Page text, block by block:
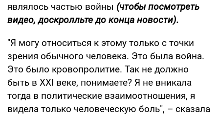
являлось частью войны (чтобы посмотреть
видео, доскролльте до конца новости).
"Я могу относиться к этому только с точки
зрения обычного человека. Это была война.
Это было кровопролитие. Так не должно
быть в ХХI веке, понимаете? Я не вникала
тогда в политические взаимоотношения, я
видела только человеческую боль", – сказала